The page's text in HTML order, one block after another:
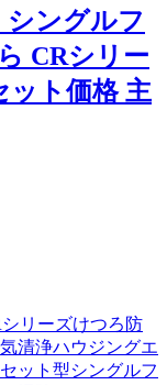
シングルフ
CRシリー
ット価格 主
リーズけつろ防
清浄ハウジングエ
ット型シングルフ